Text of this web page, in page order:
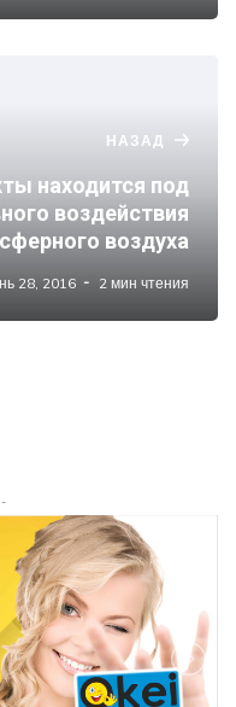
НАЗАД
находится под
воздействия
воздуха
28, 2016 2 мин чтения